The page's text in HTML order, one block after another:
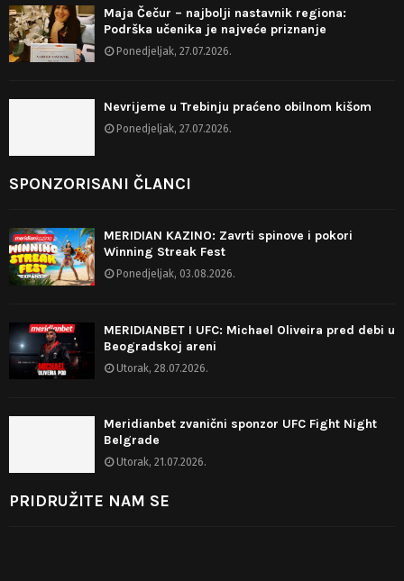
Maja Čečur – najbolji nastavnik regiona:
Podrška učenika je najveće priznanje
Ponedjeljak, 27.07.2026.
Nevrijeme u Trebinju praćeno obilnom kišom
Ponedjeljak, 27.07.2026.
SPONZORISANI ČLANCI
MERIDIAN KAZINO: Zavrti spinove i pokori
Winning Streak Fest
Ponedjeljak, 03.08.2026.
MERIDIANBET I UFC: Michael Oliveira pred debi u
Beogradskoj areni
Utorak, 28.07.2026.
Meridianbet zvanični sponzor UFC Fight Night
Belgrade
Utorak, 21.07.2026.
PRIDRUŽITE NAM SE